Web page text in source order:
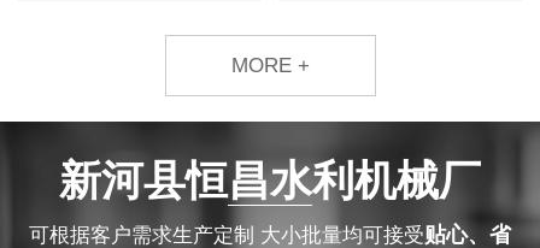
MORE +
新河县恒昌水利机械厂
可根据客户需求生产定制 大小批量均可接受贴心、省